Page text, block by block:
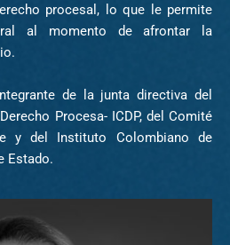
procesal, lo que le permite
al momento de afrontar la
de la junta directiva del
Procesa- ICDP, del Comité
y del Instituto Colombiano de
Estado.